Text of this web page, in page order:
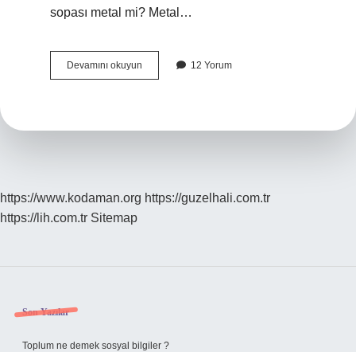
sopası metal mi? Metal…
Devamını okuyun
Sopası
12 Yorum
https://www.kodaman.org https://guzelhali.com.tr
https://lih.com.tr Sitemap
Sidebar
Son Yazılar
Toplum ne demek sosyal bilgiler ?